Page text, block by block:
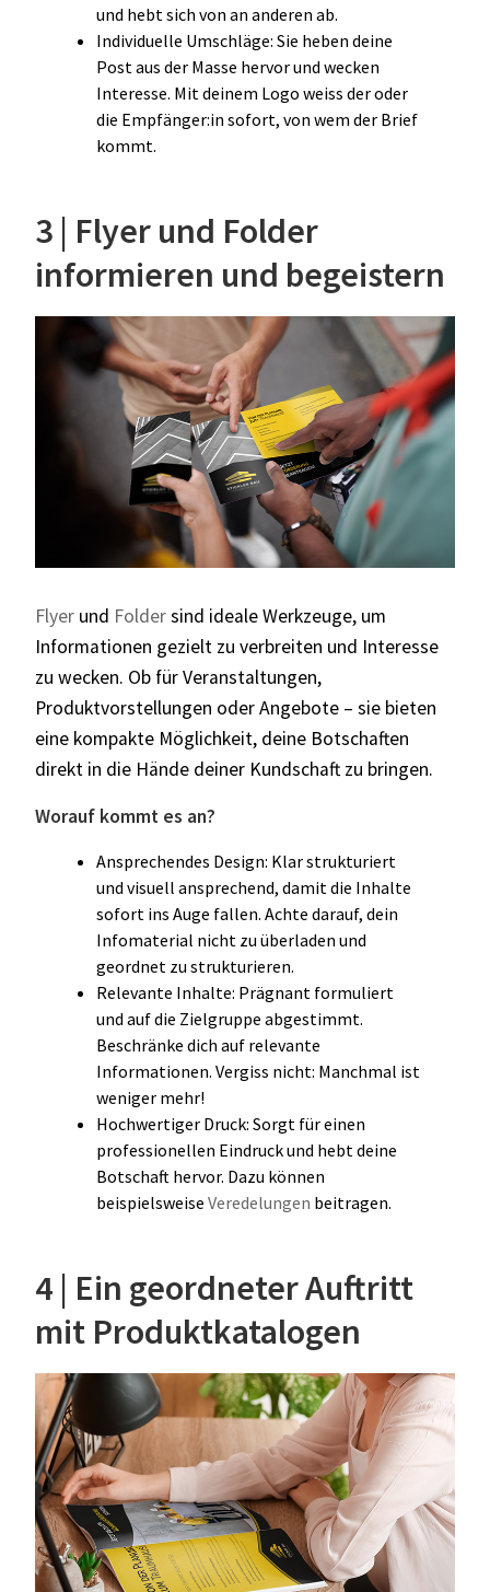
und hebt sich von an anderen ab.
Individuelle Umschläge: Sie heben deine
Post aus der Masse hervor und wecken
Interesse. Mit deinem Logo weiss der oder
die Empfänger:in sofort, von wem der Brief
kommt.
3 | Flyer und Folder
informieren und begeistern
Flyer und Foldersind ideale Werkzeuge, um
Informationen gezielt zu verbreiten und Interesse
zu wecken. Ob für Veranstaltungen,
Produktvorstellungen oder Angebote – sie bieten
eine kompakte Möglichkeit, deine Botschaften
direkt in die Hände deiner Kundschaft zu bringen.
Worauf kommt es an?
Ansprechendes Design: Klar strukturiert
und visuell ansprechend, damit die Inhalte
sofort ins Auge fallen. Achte darauf, dein
Infomaterial nicht zu überladen und
geordnet zu strukturieren.
Relevante Inhalte: Prägnant formuliert
und auf die Zielgruppe abgestimmt.
Beschränke dich auf relevante
Informationen. Vergiss nicht: Manchmal ist
weniger mehr!
Hochwertiger Druck: Sorgt für einen
professionellen Eindruck und hebt deine
Botschaft hervor. Dazu können
beispielsweise Veredelungen beitragen.
4 | Ein geordneter Auftritt
mit Produktkatalogen